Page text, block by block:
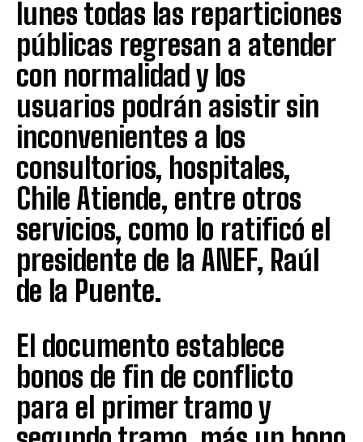
lunes todas las reparticiones
públicas regresan a atender
con normalidad y los
usuarios podrán asistir sin
inconvenientes a los
consultorios, hospitales,
Chile Atiende, entre otros
servicios, como lo ratificó el
presidente de la ANEF, Raúl
de la Puente.
El documento establece
bonos de fin de conflicto
para el primer tramo y